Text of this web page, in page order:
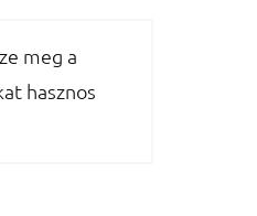
meg a
hasznos